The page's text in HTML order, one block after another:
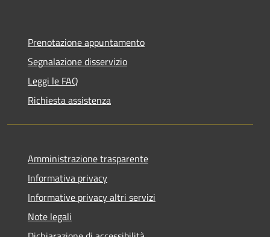
Prenotazione appuntamento
Segnalazione disservizio
Leggi le FAQ
Richiesta assistenza
Amministrazione trasparente
Informativa privacy
Informative privacy altri servizi
Note legali